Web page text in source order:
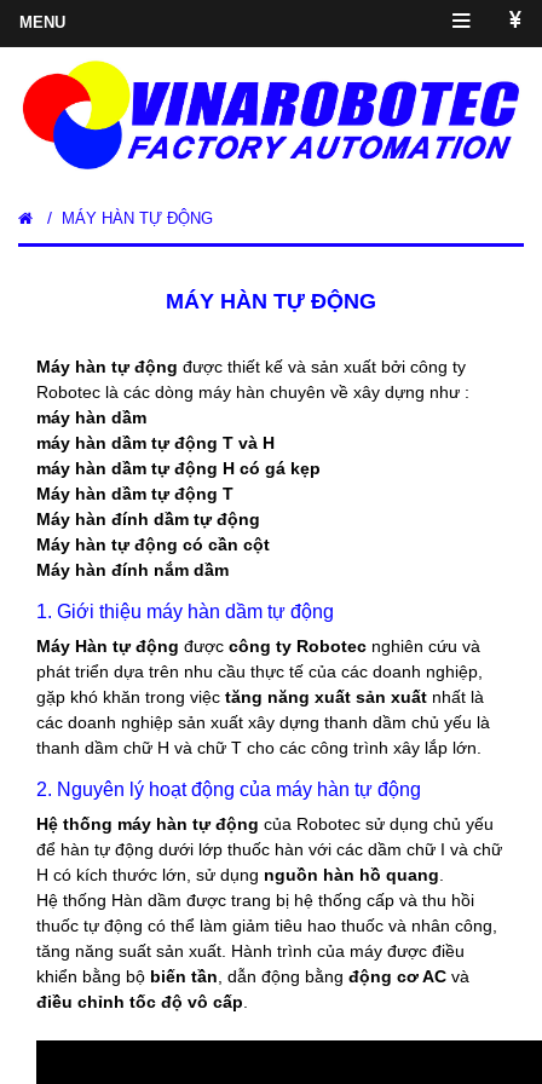
/ MÁY HÀN TỰ ĐỘNG
MÁY HÀN TỰ ĐỘNG
Máy hàn tự động được thiết kế và sản xuất bởi công ty
Robotec là các dòng máy hàn chuyên về xây dựng như :
máy hàn dầm
máy hàn dầm tự động T và H
máy hàn dầm tự động H có gá kẹp
Máy hàn dầm tự động T
Máy hàn đính dầm tự động
Máy hàn tự động có cần cột
Máy hàn đính nắm dầm
1. Giới thiệu máy hàn dầm tự động
Máy Hàn tự động được công ty Robotec nghiên cứu và
phát triển dựa trên nhu cầu thực tế của các doanh nghiệp,
gặp khó khăn trong việc tăng năng xuất sản xuất nhất là
các doanh nghiệp sản xuất xây dựng thanh dầm chủ yếu là
thanh dầm chữ H và chữ T cho các công trình xây lắp lớn.
2. Nguyên lý hoạt động của máy hàn tự động
Hệ thống máy hàn tự động của Robotec sử dụng chủ yếu
để hàn tự động dưới lớp thuốc hàn với các dầm chữ I và chữ
H có kích thước lớn, sử dụng nguồn hàn hồ quang
Hệ thống Hàn dầm được trang bị hệ thống cấp và thu hồi
thuốc tự động có thể làm giảm tiêu hao thuốc và nhân công,
tăng năng suất sản xuất. Hành trình của máy được điều
khiển bằng bộ biến tần , dẫn động bằng động cơ AC và
điều chỉnh tốc độ vô cấp